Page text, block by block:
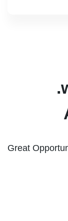
Great